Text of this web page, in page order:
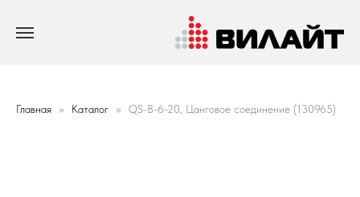
Главная Каталог QS-B-6-20, Цанговое соединение (130965)